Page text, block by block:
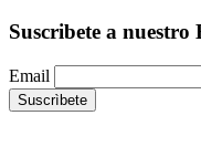
Suscribete a nuestro
Email